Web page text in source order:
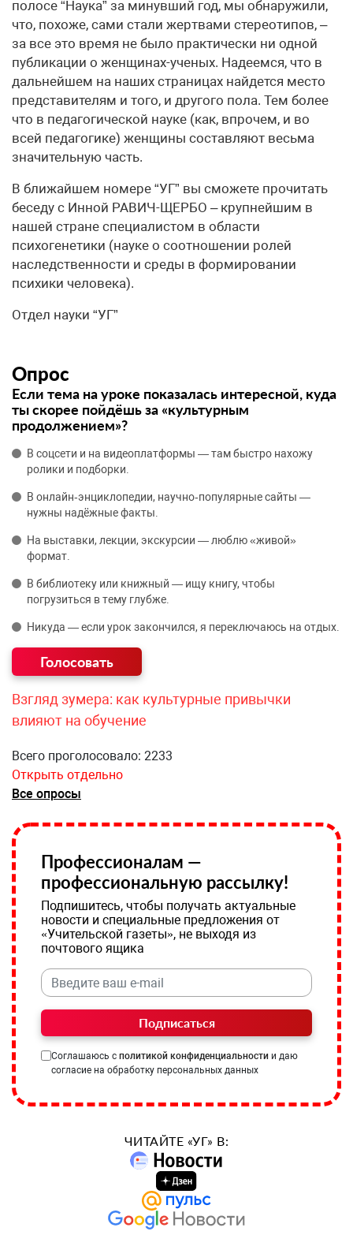
полосе “Наука” за минувший год, мы обнаружили,
что, похоже, сами стали жертвами стереотипов, –
за все это время не было практически ни одной
публикации о женщинах-ученых. Надеемся, что в
дальнейшем на наших страницах найдется место
представителям и того, и другого пола. Тем более
что в педагогической науке (как, впрочем, и во
всей педагогике) женщины составляют весьма
значительную часть.
В ближайшем номере “УГ” вы сможете прочитать
беседу с Инной РАВИЧ-ЩЕРБО – крупнейшим в
нашей стране специалистом в области
психогенетики (науке о соотношении ролей
наследственности и среды в формировании
психики человека).
Отдел науки “УГ”
Опрос
Если тема на уроке показалась интересной, куда
ты скорее пойдёшь за «культурным
продолжением»?
В соцсети и на видеоплатформы — там быстро нахожу
ролики и подборки.
В онлайн‑энциклопедии, научно‑популярные сайты —
нужны надёжные факты.
На выставки, лекции, экскурсии — люблю «живой»
формат.
В библиотеку или книжный — ищу книгу, чтобы
погрузиться в тему глубже.
Никуда — если урок закончился, я переключаюсь на отдых.
Взгляд зумера: как культурные привычки
влияют на обучение
Всего проголосовало: 2233
Открыть отдельно
Все опросы
Профессионалам —
профессиональную рассылку!
Подпишитесь, чтобы получать актуальные
новости и специальные предложения от
«Учительской газеты», не выходя из
почтового ящика
Подписаться
Соглашаюсь с политикой конфиденциальности и даю
согласие на обработку персональных данных
ЧИТАЙТЕ «УГ» В: